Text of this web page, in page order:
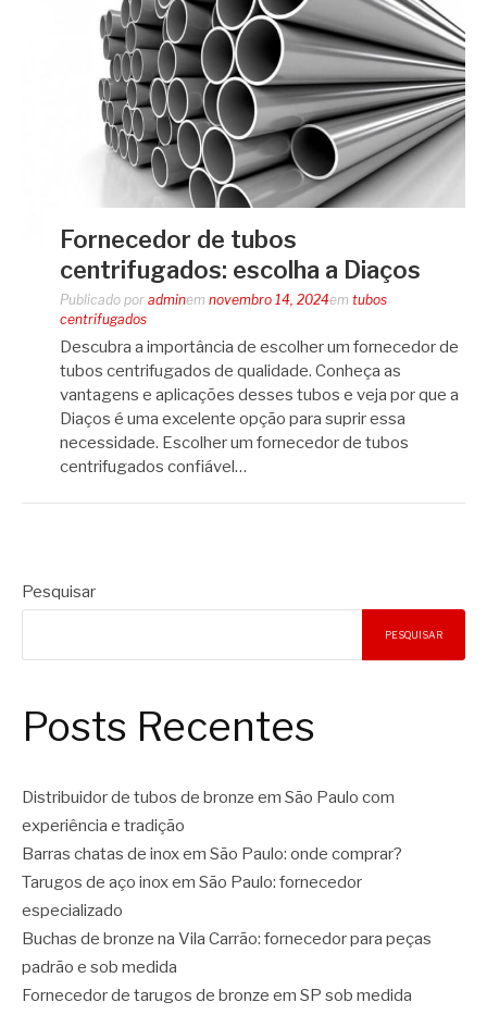
Fornecedor de tubos
centrifugados: escolha a Diaços
Publicado por adminem novembro 14, 2024em tubos
centrifugados
Descubra a importância de escolher um fornecedor de
tubos centrifugados de qualidade. Conheça as
vantagens e aplicações desses tubos e veja por que a
Diaços é uma excelente opção para suprir essa
necessidade. Escolher um fornecedor de tubos
centrifugados confiável…
Pesquisar
PESQUISAR
Posts Recentes
Distribuidor de tubos de bronze em São Paulo com
experiência e tradição
Barras chatas de inox em São Paulo: onde comprar?
Tarugos de aço inox em São Paulo: fornecedor
especializado
Buchas de bronze na Vila Carrão: fornecedor para peças
padrão e sob medida
Fornecedor de tarugos de bronze em SP sob medida